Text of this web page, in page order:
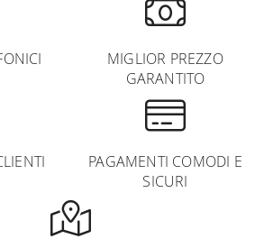
MIGLIOR PREZZO
GARANTITO
PAGAMENTI COMODI E
SICURI